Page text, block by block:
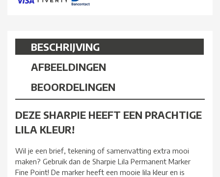
BESCHRIJVING
AFBEELDINGEN
BEOORDELINGEN
DEZE SHARPIE HEEFT EEN PRACHTIGE
LILA KLEUR!
Wil je een brief, tekening of samenvatting extra mooi
maken? Gebruik dan de Sharpie Lila Permanent Marker
Fine Point! De marker heeft een mooie lila kleur en is